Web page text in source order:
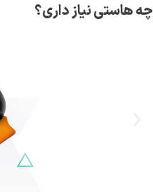
چه هاستی نیاز داری؟